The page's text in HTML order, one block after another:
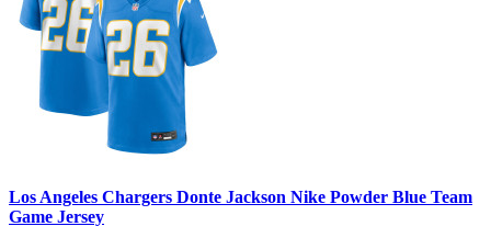
Los Angeles Chargers Donte Jackson Nike Powder Blue Team
Game Jersey